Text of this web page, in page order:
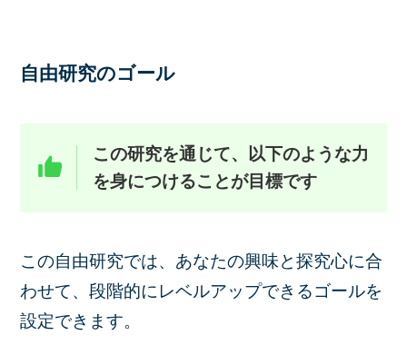
自由研究のゴール
この研究を通じて、以下のような力
を身につけることが目標です
この自由研究では、あなたの興味と探究心に合
わせて、段階的にレベルアップできるゴールを
設定できます。